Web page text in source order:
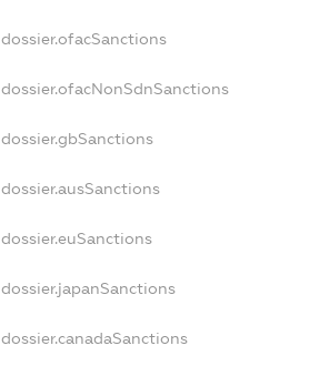
dossier.ofacSanctions
dossier.ofacNonSdnSanctions
dossier.gbSanctions
dossier.ausSanctions
dossier.euSanctions
dossier.japanSanctions
dossier.canadaSanctions